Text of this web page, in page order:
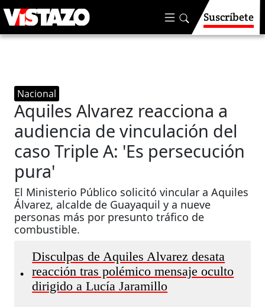
Suscríbete
Nacional
Aquiles Alvarez reacciona a
audiencia de vinculación del
caso Triple A: 'Es persecución
pura'
El Ministerio Público solicitó vincular a Aquiles
Álvarez, alcalde de Guayaquil y a nueve
personas más por presunto tráfico de
combustible.
•
Disculpas de Aquiles Alvarez desata
reacción tras polémico mensaje oculto
dirigido a Lucía Jaramillo